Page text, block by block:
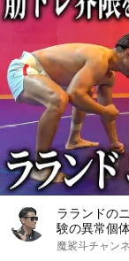
ラランドの
験の異常個体
魔裟斗チャン